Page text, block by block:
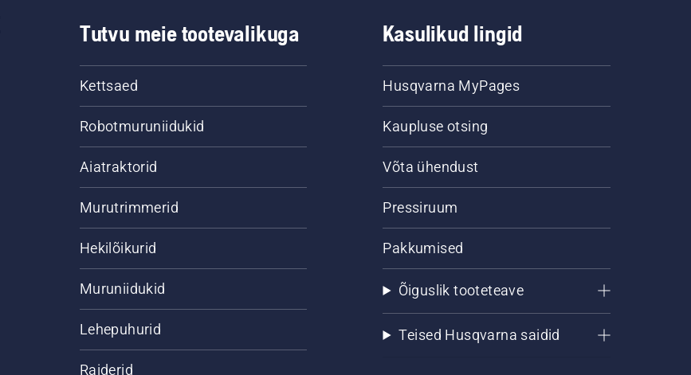
Tutvu meie tootevalikuga
Kettsaed
Robotmuruniidukid
Aiatraktorid
Murutrimmerid
Hekilõikurid
Muruniidukid
Lehepuhurid
Raiderid
Kasulikud lingid
Husqvarna MyPages
Kaupluse otsing
Võta ühendust
Pressiruum
Pakkumised
Õiguslik tooteteave
Teised Husqvarna saidid